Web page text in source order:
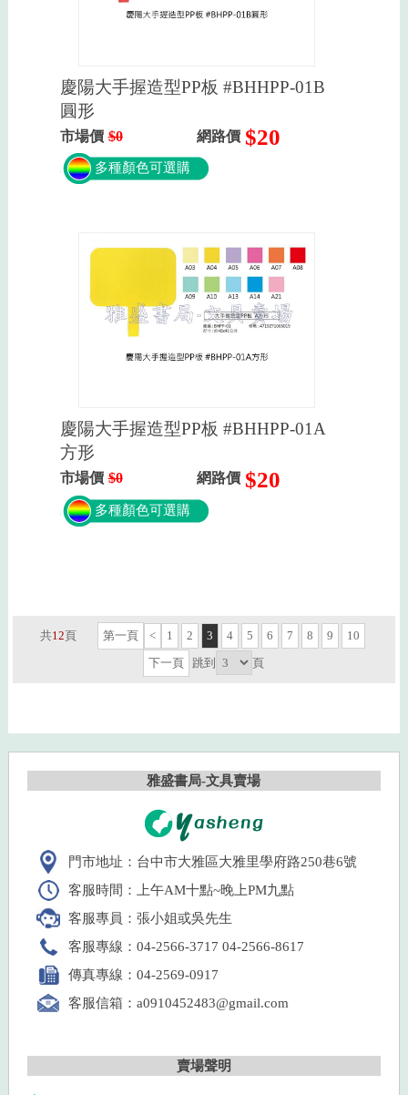
慶陽大手握造型PP板 #BHHPP-01B
圓形
市場價 $0 網路價 $20
多種顏色可選購
慶陽大手握造型PP板 #BHHPP-01A
方形
市場價 $0 網路價 $20
多種顏色可選購
共12頁 第一頁 < 1 2 3 4 5 6 7 8 9
10
下一頁
跳到 頁
雅盛書局-文具賣場
門市地址：台中市大雅區大雅里學府路250巷6號
客服時間：上午AM十點~晚上PM九點
客服專員：張小姐或吳先生
客服專線：04-2566-3717 04-2566-8617
傳真專線：04-2569-0917
客服信箱：a0910452483@gmail.com
賣場聲明